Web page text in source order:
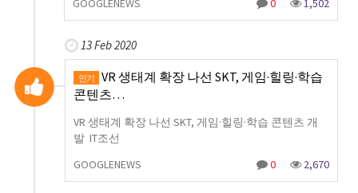
GOOGLENEWS 0 1,502
13 Feb 2020
인기
VR 생태계 확장 나선 SKT, 게임·힐링·학습
콘텐츠…
VR 생태계 확장 나선 SKT, 게임·힐링·학습 콘텐츠 개
발 IT조선
GOOGLENEWS
0 2,670